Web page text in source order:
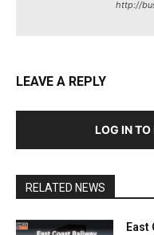
http://
LEAVE A REPLY
LOG IN
RELATED NEWS
East